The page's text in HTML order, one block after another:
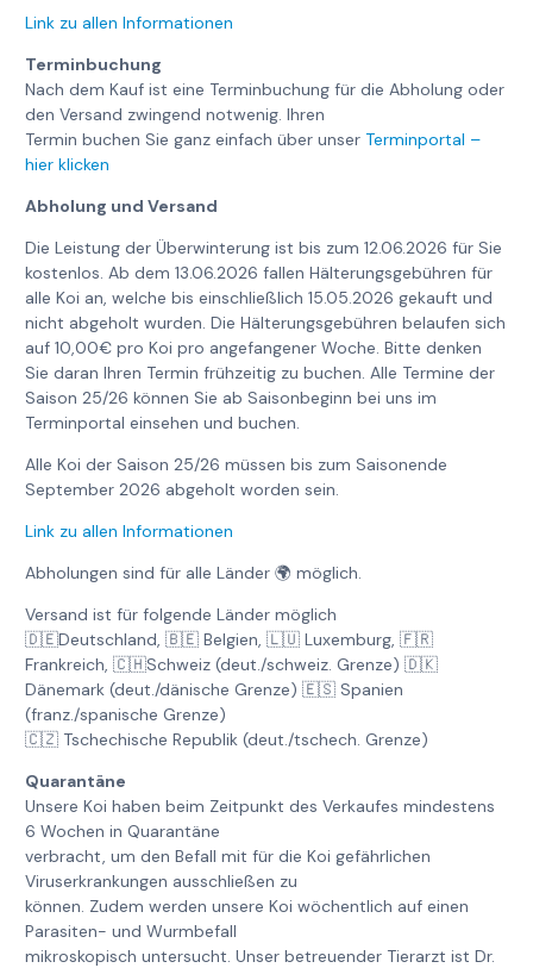
Link zu allen Informationen
Terminbuchung
Nach dem Kauf ist eine Terminbuchung für die Abholung oder
den Versand zwingend notwenig. Ihren
Termin buchen Sie ganz einfach über unserTerminportal –
hier klicken
Abholung und Versand
Die Leistung der Überwinterung ist bis zum 12.06.2026 für Sie
kostenlos. Ab dem 13.06.2026 fallen Hälterungsgebühren für
alle Koi an, welche bis einschließlich 15.05.2026 gekauft und
nicht abgeholt wurden. Die Hälterungsgebühren belaufen sich
auf 10,00€ pro Koi pro angefangener Woche. Bitte denken
Sie daran Ihren Termin frühzeitig zu buchen. Alle Termine der
Saison 25/26 können Sie ab Saisonbeginn bei uns im
Terminportal einsehen und buchen.
Alle Koi der Saison 25/26 müssen bis zum Saisonende
September 2026 abgeholt worden sein.
Link zu allen Informationen
Abholungen sind für alle Länder 🌍 möglich.
Versand ist für folgende Länder möglich
🇩🇪Deutschland, 🇧🇪 Belgien, 🇱🇺 Luxemburg, 🇫🇷
Frankreich, 🇨🇭Schweiz (deut./schweiz. Grenze) 🇩🇰
Dänemark (deut./dänische Grenze) 🇪🇸 Spanien
(franz./spanische Grenze)
🇨🇿 Tschechische Republik (deut./tschech. Grenze)
Quarantäne
Unsere Koi haben beim Zeitpunkt des Verkaufes mindestens
6 Wochen in Quarantäne
verbracht, um den Befall mit für die Koi gefährlichen
Viruserkrankungen ausschließen zu
können. Zudem werden unsere Koi wöchentlich auf einen
Parasiten- und Wurmbefall
mikroskopisch untersucht. Unser betreuender Tierarzt ist Dr.